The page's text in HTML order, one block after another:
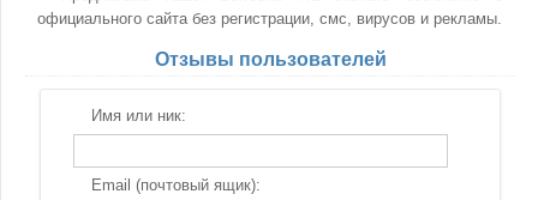
официального сайта без регистрации, смс, вирусов и рекламы.
Отзывы пользователей
Имя или ник:
Email (почтовый ящик):